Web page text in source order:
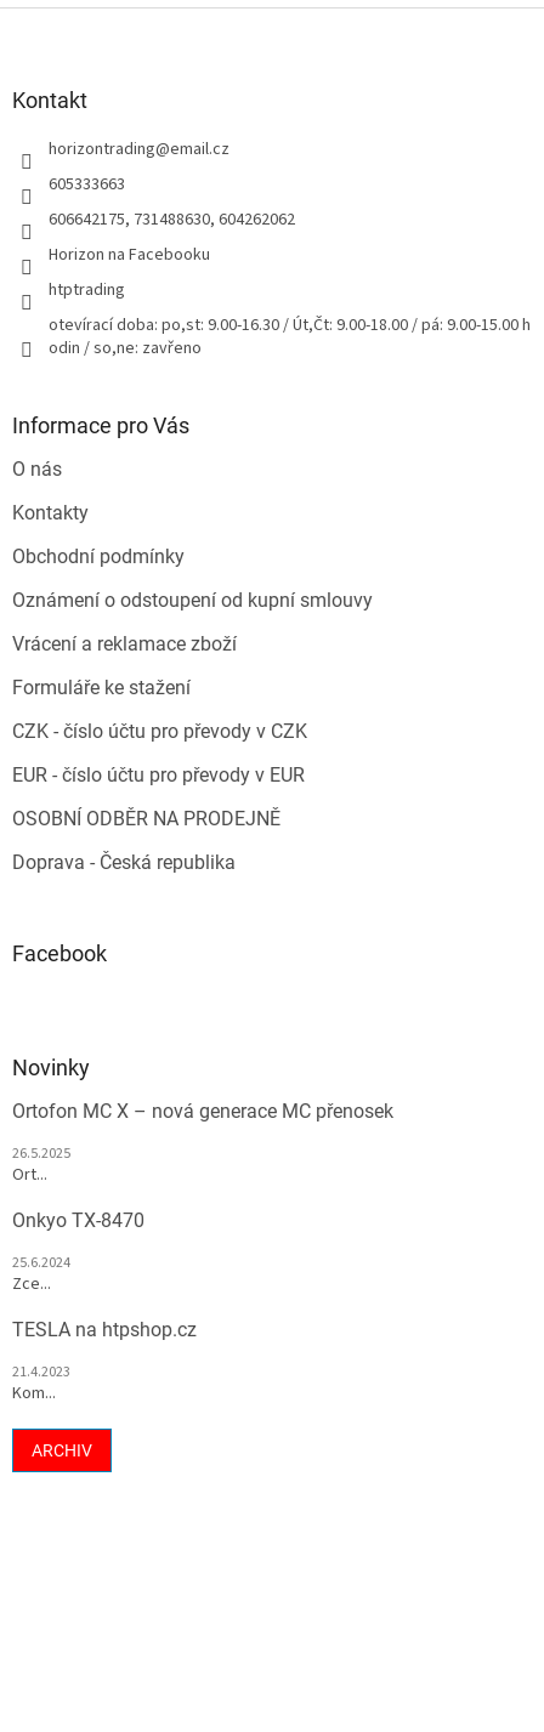
Kontakt
horizontrading@email.cz
605333663
606642175, 731488630, 604262062
Horizon na Facebooku
htptrading
otevírací doba: po,st: 9.00-16.30 / Út,Čt: 9.00-18.00 / pá: 9.00-15.00 h
odin / so,ne: zavřeno
Informace pro Vás
O nás
Kontakty
Obchodní podmínky
Oznámení o odstoupení od kupní smlouvy
Vrácení a reklamace zboží
Formuláře ke stažení
CZK - číslo účtu pro převody v CZK
EUR - číslo účtu pro převody v EUR
OSOBNÍ ODBĚR NA PRODEJNĚ
Doprava - Česká republika
Facebook
Novinky
Ortofon MC X – nová generace MC přenosek
26.5.2025
Ort...
Onkyo TX-8470
25.6.2024
Zce...
TESLA na htpshop.cz
21.4.2023
Kom...
ARCHIV